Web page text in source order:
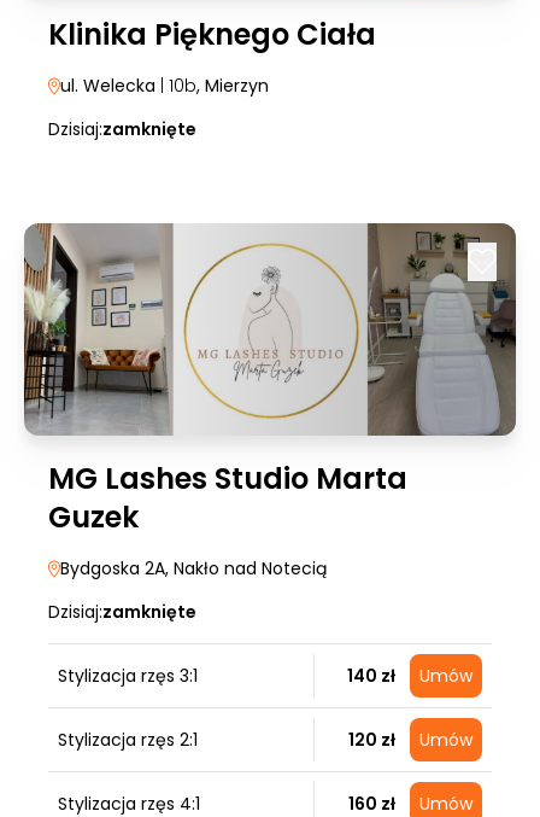
Klinika Pięknego Ciała
ul. Welecka | 10b, Mierzyn
Dzisiaj:zamknięte
MG Lashes Studio Marta
Guzek
Bydgoska 2A, Nakło nad Notecią
Dzisiaj:zamknięte
Stylizacja rzęs 3:1 140 zł Umów
Stylizacja rzęs 2:1 120 zł Umów
Stylizacja rzęs 4:1 160 zł Umów